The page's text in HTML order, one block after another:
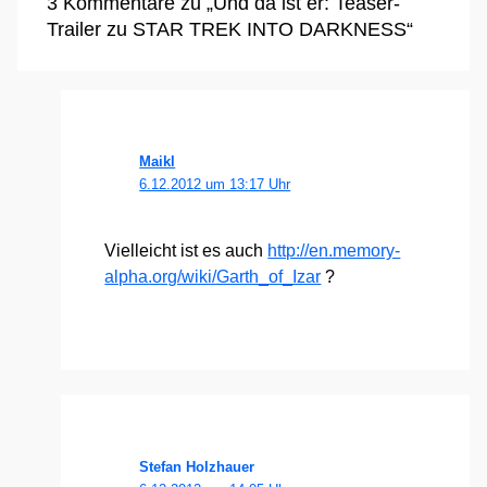
Trailer zu STAR TREK INTO DARKNESS“
Maikl
6.12.2012 um 13:17 Uhr
Viel­leicht ist es auch http://​en​.memo​ry​-
alpha​.org/​w​i​k​i​/​G​a​r​t​h​_​o​f​_​I​zar ?
Stefan Holzhauer